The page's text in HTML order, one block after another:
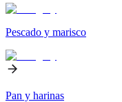
Pescado y marisco
Pan y harinas